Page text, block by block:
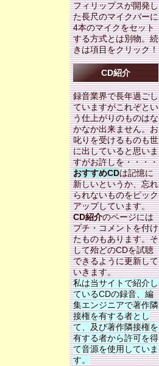
フィリップスが開発し
た長尺のマイクバーに
4本のマイクをセット
する方式とは別物。続
きは項目をクリック！
CD紹介
録音業界で長年過ごし
ていますがこれぞとい
う仕上がりのものはな
かなか出来ません。お
叱りを受けるものも世
に出していると思いま
すがお許しを・・・・
おすすめCDは記憶に
新しいというか、忘れ
られないものをピック
アップしています。
CD紹介のページには
プチ・コメントを付け
たものもあります。そ
して殆どのCDを試聴
できるように更新して
いきます。
私は当サイトで紹介し
ているCDの録音、編
集エンジニアで著作隣
接権を有する者とし
て、及び著作隣接権を
有する者から許可を得
て音源を使用していま
す。